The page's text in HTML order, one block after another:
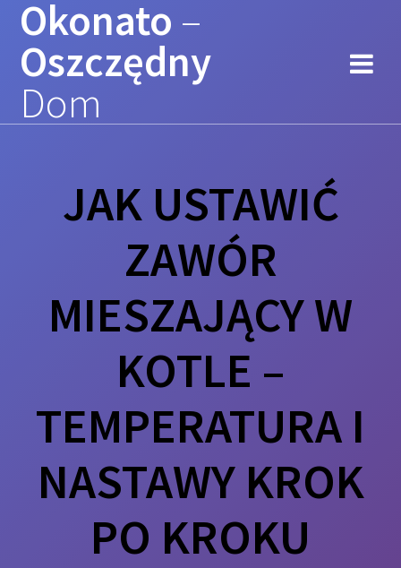
treści
Okonato –
Oszczędny
Dom
JAK USTAWIĆ
ZAWÓR
MIESZAJĄCY W
KOTLE –
TEMPERATURA I
NASTAWY KROK
PO KROKU